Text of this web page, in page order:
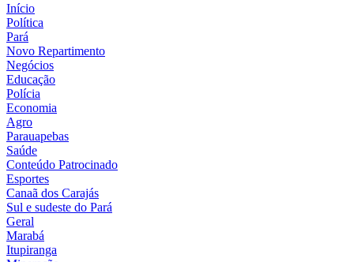
Início
Política
Pará
Novo Repartimento
Negócios
Educação
Polícia
Economia
Agro
Parauapebas
Saúde
Conteúdo Patrocinado
Esportes
Canaã dos Carajás
Sul e sudeste do Pará
Geral
Marabá
Itupiranga